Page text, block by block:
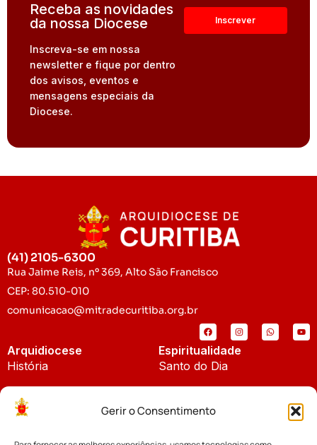
Gerir o Consentimento
Receba as novidades
da nossa Diocese
Inscreva-se em nossa
newsletter e fique por dentro
dos avisos, eventos e
mensagens especiais da
Diocese.
(41) 2105-6300
Rua Jaime Reis, nº 369, Alto São Francisco
CEP: 80.510-010
comunicacao@mitradecuritiba.org.br
Arquidiocese
História
Padroeira
Espiritualidade
Santo do Dia